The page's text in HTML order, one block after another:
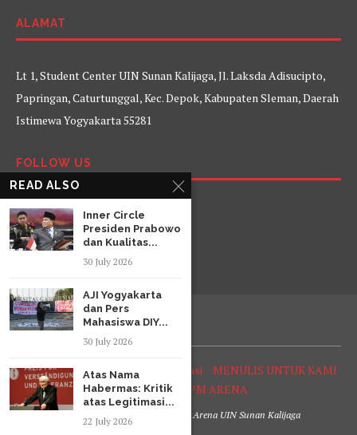
ALAMAT
Lt 1, Student Center UIN Sunan Kalijaga, Jl. Laksda Adisucipto,
Papringan, Caturtunggal, Kec. Depok, Kabupaten Sleman, Daerah
Istimewa Yogyakarta 55281
FOLLOW US
Facebook
TwitterInstagramYouTube
Tentang Arena Struktur Organisasi
MENULIS UNTUK KAMI
SOP Reporter LPM ARENA
@2020 Lembaga Pers Mahasiswa Arena UIN Sunan Kalijaga
READ ALSO
Inner Circle
Presiden Prabowo
dan Kualitas...
30 July 2026
AJI Yogyakarta
dan Pers
Mahasiswa DIY...
30 July 2026
Atas Nama
Habermas: Kritik
atas Legitimasi...
22 July 2026